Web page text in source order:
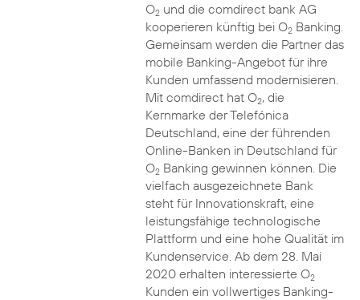
O2und die comdirect bank AG
kooperieren künftig bei O2Banking.
Gemeinsam werden die Partner das
mobile Banking-Angebot für ihre
Kunden umfassend modernisieren.
Mit comdirect hat O2, die
Kernmarke der Telefónica
Deutschland, eine der führenden
Online-Banken in Deutschland für
O2Banking gewinnen können. Die
vielfach ausgezeichnete Bank
steht für Innovationskraft, eine
leistungsfähige technologische
Plattform und eine hohe Qualität im
Kundenservice. Ab dem 28. Mai
2020 erhalten interessierte O2
Kunden ein vollwertiges Banking-